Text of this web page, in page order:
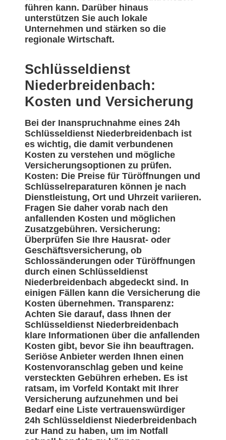
führen kann. Darüber hinaus
unterstützen Sie auch lokale
Unternehmen und stärken so die
regionale Wirtschaft.
Schlüsseldienst
Niederbreidenbach:
Kosten und Versicherung
Bei der Inanspruchnahme eines 24h
Schlüsseldienst Niederbreidenbach ist
es wichtig, die damit verbundenen
Kosten zu verstehen und mögliche
Versicherungsoptionen zu prüfen.
Kosten: Die Preise für Türöffnungen und
Schlüsselreparaturen können je nach
Dienstleistung, Ort und Uhrzeit variieren.
Fragen Sie daher vorab nach den
anfallenden Kosten und möglichen
Zusatzgebühren. Versicherung:
Überprüfen Sie Ihre Hausrat- oder
Geschäftsversicherung, ob
Schlossänderungen oder Türöffnungen
durch einen Schlüsseldienst
Niederbreidenbach abgedeckt sind. In
einigen Fällen kann die Versicherung die
Kosten übernehmen. Transparenz:
Achten Sie darauf, dass Ihnen der
Schlüsseldienst Niederbreidenbach
klare Informationen über die anfallenden
Kosten gibt, bevor Sie ihn beauftragen.
Seriöse Anbieter werden Ihnen einen
Kostenvoranschlag geben und keine
versteckten Gebühren erheben. Es ist
ratsam, im Vorfeld Kontakt mit Ihrer
Versicherung aufzunehmen und bei
Bedarf eine Liste vertrauenswürdiger
24h Schlüsseldienst Niederbreidenbach
zur Hand zu haben, um im Notfall